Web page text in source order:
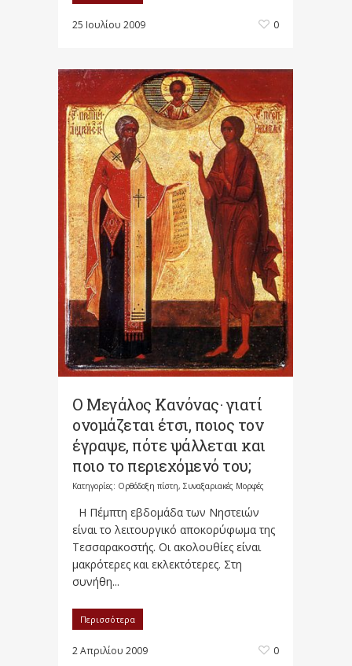
25 Ιουλίου 2009 0
Ο Μεγάλος Κανόνας· γιατί
ονομάζεται έτσι, ποιος τον
έγραψε, πότε ψάλλεται και
ποιο το περιεχόμενό του;
Κατηγορίες: Ορθόδοξη πίστη, Συναξαριακές Μορφές
Η Πέμπτη εβδομάδα των Νηστειών
είναι το λειτουργικό αποκορύφωμα της
Τεσσαρακοστής. Οι ακολουθίες είναι
μακρότερες και εκλεκτότερες. Στη
συνήθη...
Περισσότερα
2 Απριλίου 2009 0